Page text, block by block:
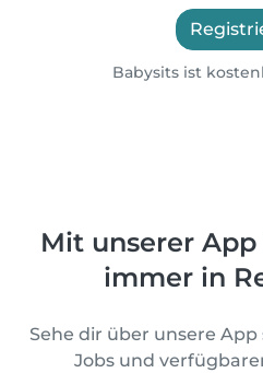
Babysits ist
Mit unserer
immer in
Sehe dir über unsere
Jobs und